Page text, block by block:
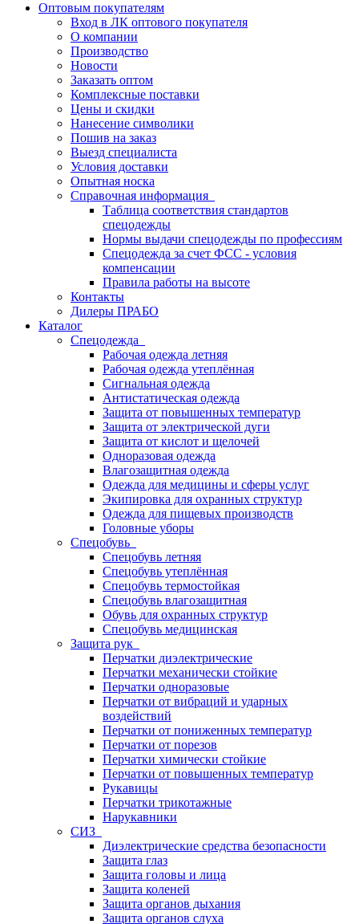
Оптовым покупателям
Вход в ЛК оптового покупателя
О компании
Производство
Новости
Заказать оптом
Комплексные поставки
Цены и скидки
Нанесение символики
Пошив на заказ
Выезд специалиста
Условия доставки
Опытная носка
Справочная информация
Таблица соответствия стандартов
спецодежды
Нормы выдачи спецодежды по профессиям
Спецодежда за счет ФСС - условия
компенсации
Правила работы на высоте
Контакты
Дилеры ПРАБО
Каталог
Спецодежда
Рабочая одежда летняя
Рабочая одежда утеплённая
Сигнальная одежда
Антистатическая одежда
Защита от повышенных температур
Защита от электрической дуги
Защита от кислот и щелочей
Одноразовая одежда
Влагозащитная одежда
Одежда для медицины и сферы услуг
Экипировка для охранных структур
Одежда для пищевых производств
Головные уборы
Спецобувь
Спецобувь летняя
Спецобувь утеплённая
Спецобувь термостойкая
Спецобувь влагозащитная
Обувь для охранных структур
Спецобувь медицинская
Защита рук
Перчатки диэлектрические
Перчатки механически стойкие
Перчатки одноразовые
Перчатки от вибраций и ударных
воздействий
Перчатки от пониженных температур
Перчатки от порезов
Перчатки химически стойкие
Перчатки от повышенных температур
Рукавицы
Перчатки трикотажные
Нарукавники
СИЗ
Диэлектрические средства безопасности
Защита глаз
Защита головы и лица
Защита коленей
Защита органов дыхания
Защита органов слуха